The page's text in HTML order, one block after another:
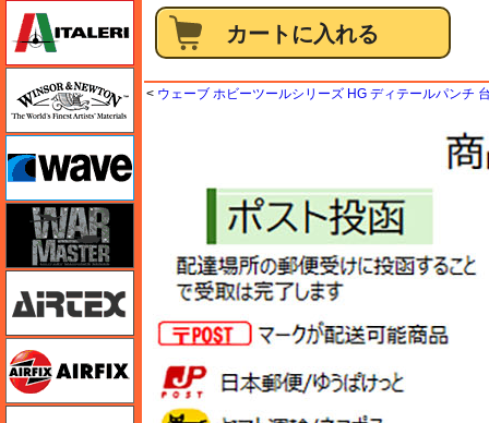
< ウェーブ ホビーツールシリーズ HG ディテールパンチ
イタレリ
ウォーマスターズ
エアテックス
エアフィックス
AFVクラブ